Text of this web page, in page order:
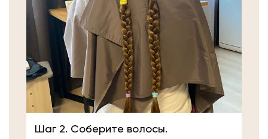
Шаг 2. Соберите волосы.